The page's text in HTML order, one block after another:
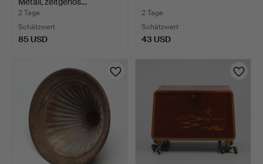
2 Tage
Schätzwert
85 USD
2 Tage
Schätzwert
43 USD